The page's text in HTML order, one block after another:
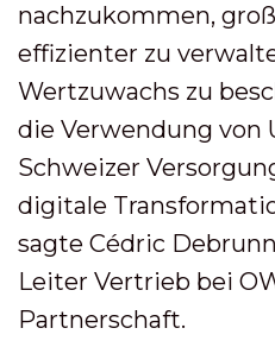
nachzukommen,
effizienter zu
Wertzuwachs zu
die Verwendung von
Schweizer
digitale
sagte Cédric
Leiter Vertrieb bei
Partnerschaft.